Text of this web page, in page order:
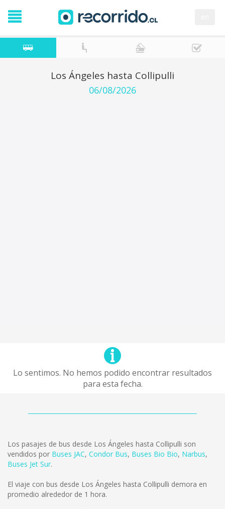
Los Ángeles hasta Collipulli
06/08/2026
Lo sentimos. No hemos podido encontrar resultados
para esta fecha.
Los pasajes de bus desde Los Ángeles hasta Collipulli son
vendidos por Buses JAC, Condor Bus, Buses Bio Bio, Narbus,
Buses Jet Sur.
El viaje con bus desde Los Ángeles hasta Collipulli demora en
promedio alrededor de 1 hora.